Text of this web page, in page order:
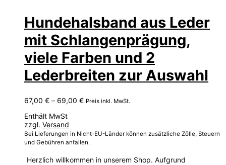
Hundehalsband aus Leder
mit Schlangenprägung,
viele Farben und 2
Lederbreiten zur Auswahl
67,00 € – 69,00 €Preisspanne:
Preis inkl. MwSt.
Enthält MwSt
zzgl. Versand
Bei Lieferungen in Nicht-EU-Länder können zusätzliche Zölle, Steuern
und Gebühren anfallen.
Herzlich willkommen in unserem Shop. Aufgrund